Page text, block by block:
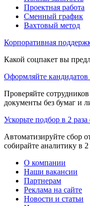
Проектная работа
Сменный график
Вахтовый метод
Корпоративная
Какой соцпакет вы
Оформляйте кандидатов
Проверяйте
документы без бумаг и
Ускорьте подбор в 2
Автоматизируйте сбор
собирайте аналитику в
О компании
Наши вакансии
Партнерам
Реклама на сайте
Новости и статьи